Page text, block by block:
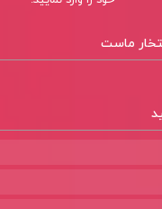
ماست